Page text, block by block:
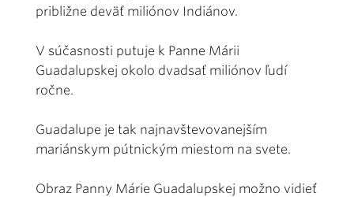
približne deväť miliónov Indiánov.
V súčasnosti putuje k Panne Márii
Guadalupskej okolo dvadsať miliónov ľudí
ročne.
Guadalupe je tak najnavštevovanejším
mariánskym pútnickým miestom na svete.
Obraz Panny Márie Guadalupskej možno vidieť